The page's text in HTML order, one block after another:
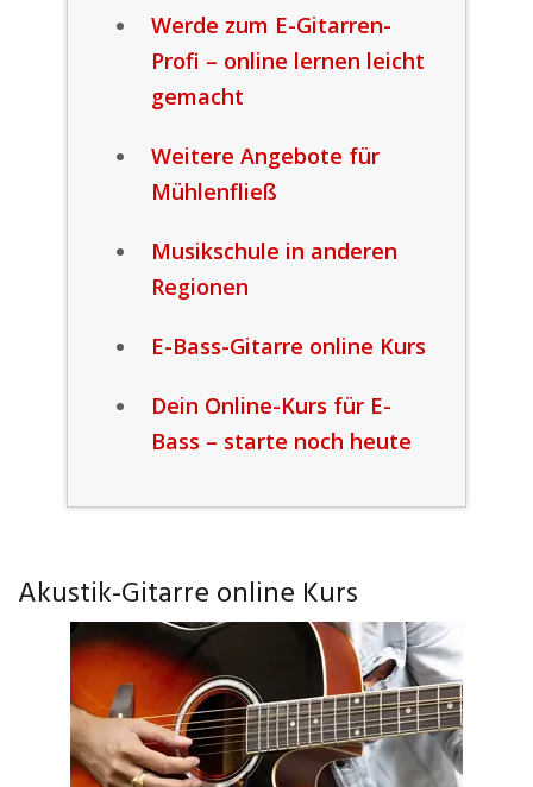
Werde zum E-Gitarren-
Profi – online lernen leicht
gemacht
Weitere Angebote für
Mühlenfließ
Musikschule in anderen
Regionen
E-Bass-Gitarre online Kurs
Dein Online-Kurs für E-
Bass – starte noch heute
Akustik-Gitarre online Kurs